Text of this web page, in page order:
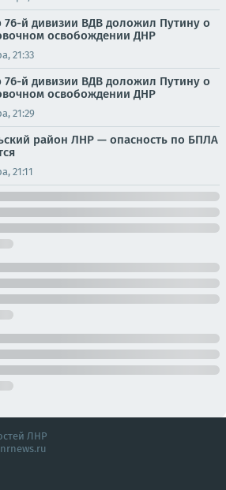
76-й дивизии ВДВ доложил Путину о
освобождении ДНР
21:33
76-й дивизии ВДВ доложил Путину о
освобождении ДНР
21:29
район ЛНР — опасность по БПЛА
21:11
ЛНР